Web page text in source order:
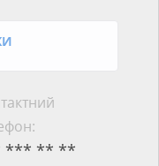
*** ** **